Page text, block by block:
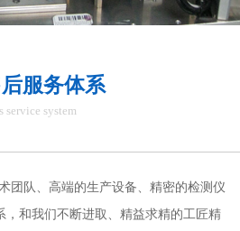
服务体系
service system
团队、高端的生产设备、精密的检测仪
，和我们不断进取、精益求精的工匠精